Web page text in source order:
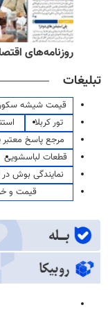
روزنامه‌های اقتصادی
تبلیغات
قیمت شیشه
تور کربلا
مرجع پاسخ معتبر
قطعات لباسشویی
نمایندگی بوش در
قیمت و